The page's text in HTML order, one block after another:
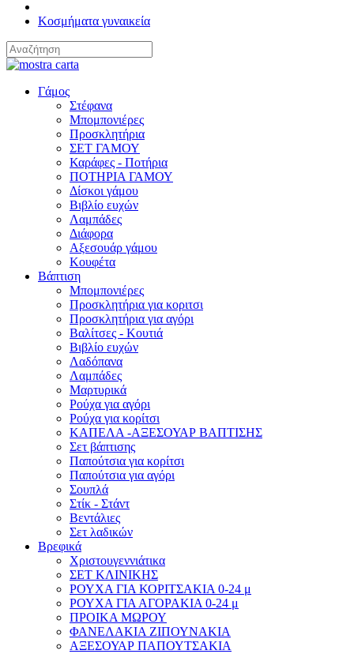
Κοσμήματα γυναικεία
Γάμος
Στέφανα
Μπομπονιέρες
Προσκλητήρια
ΣΕΤ ΓΑΜΟΥ
Καράφες - Ποτήρια
ΠΟΤΗΡΙΑ ΓΑΜΟΥ
Δίσκοι γάμου
Βιβλίο ευχών
Λαμπάδες
Διάφορα
Αξεσουάρ γάμου
Κουφέτα
Βάπτιση
Μπομπονιέρες
Προσκλητήρια για κοριτσι
Προσκλητήρια για αγόρι
Βαλίτσες - Κουτιά
Βιβλίο ευχών
Λαδόπανα
Λαμπάδες
Μαρτυρικά
Ρούχα για αγόρι
Ρούχα για κορίτσι
ΚΑΠΕΛΑ -ΑΞΕΣΟΥΑΡ ΒΑΠΤΙΣΗΣ
Σετ βάπτισης
Παπούτσια για κορίτσι
Παπούτσια για αγόρι
Σουπλά
Στίκ - Στάντ
Βεντάλιες
Σετ λαδικών
Βρεφικά
Χριστουγεννιάτικα
ΣΕΤ ΚΛΙΝΙΚΗΣ
ΡΟΥΧΑ ΓΙΑ ΚΟΡΙΤΣΑΚΙΑ 0-24 μ
ΡΟΥΧΑ ΓΙΑ ΑΓΟΡΑΚΙΑ 0-24 μ
ΠΡΟΙΚΑ ΜΩΡΟΥ
ΦΑΝΕΛΑΚΙΑ ΖΙΠΟΥΝΑΚΙΑ
ΑΞΕΣΟΥΑΡ ΠΑΠΟΥΤΣΑΚΙΑ